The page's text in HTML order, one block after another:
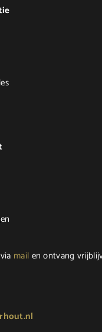
mail en ontvang